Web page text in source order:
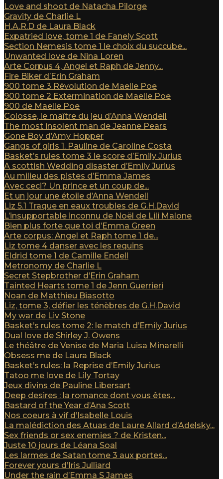
Love and shoot de Natacha Pilorge
Gravity de Charlie L
H.A.R.D de Laura Black
Expatried love, tome 1 de Fanely Scott
Section Nemesis tome 1 le choix du succube...
Unwanted love de Nina Loren
Arte Corpus 4, Angel et Raph de Jenny...
Fire Biker d’Erin Graham
900 tome 3 Révolution de Maelle Poe
900 tome 2 Extermination de Maelle Poe
900 de Maelle Poe
Colosse, le maître du jeu d’Anna Wendell
The most insolent man de Jeanne Pears
Gone Boy d’Amy Hopper
Gangs of girls 1. Pauline de Caroline Costa
Basket’s rules tome 3 le score d’Emily Jurius
A scottish Wedding disaster d’Emily Jurius
Au milieu des pistes d’Emma James
Avec ceci? Un prince et un coup de...
Et un jour une étoile d’Anna Wendell
Liz 5.1 Traque en eaux troubles de G.H.David
L’insupportable inconnu de Noël de Lili Malone
Bien plus forte que toi d’Emma Green
Arte corpus: Angel et Raph tome 1 de...
Liz tome 4 danser avec les requins
Eldrid tome 1 de Camille Endell
Metronomy de Charlie L
Secret Stepbrother d’Erin Graham
Tainted Hearts tome 1 de Jenn Guerrieri
Noan de Matthieu Biasotto
Liz, tome 3, défier les ténèbres de G.H.David
My war de Liv Stone
Basket’s rules tome 2: le match d’Emily Jurius
Dual love de Shirley J. Owens
Le théâtre de Venise de Maria Luisa Minarelli
Obsess me de Laura Black
Basket’s rules: la Reprise d’Emily Jurius
Tatoo me love de Lily Tortay
Jeux divins de Pauline Libersart
Deep desires : la romance dont vous êtes...
Bastard of the Year d’Ana Scott
Nos coeurs à vif d’Isabelle Louis
La malédiction des Atuas de Laure Allard d’Adelsky...
Sex friends or sex enemies ? de Kristen...
Juste 10 jours de Léana Soal
Les larmes de Satan tome 3 aux portes...
Forever yours d’Iris Julliard
Under the rain d’Emma S James